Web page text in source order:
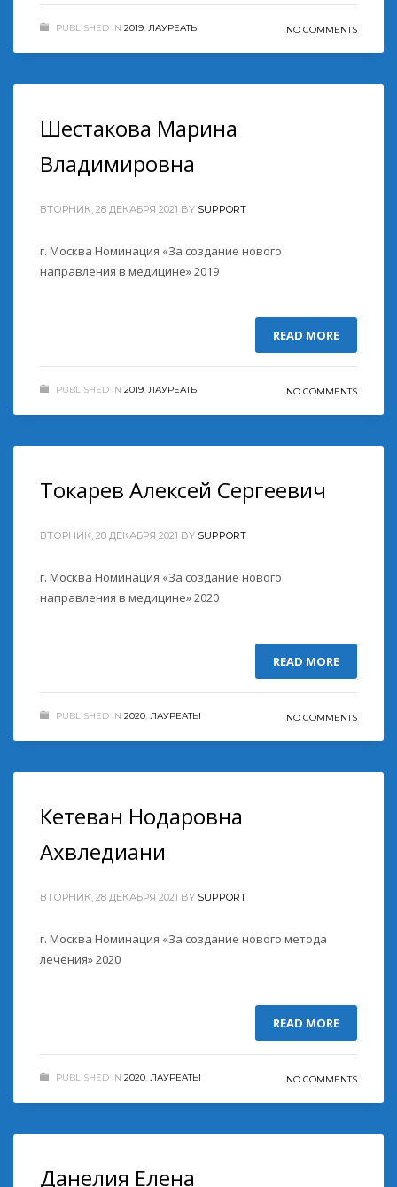
PUBLISHED IN 2019 ЛАУРЕАТЫ NO COMMENTS
Шестакова Марина
Владимировна
ВТОРНИК, 28 ДЕКАБРЯ 2021 BY SUPPORT
г. Москва Номинация «За создание нового
направления в медицине» 2019
READ MORE
PUBLISHED IN 2019 ЛАУРЕАТЫ NO COMMENTS
Токарев Алексей Сергеевич
ВТОРНИК, 28 ДЕКАБРЯ 2021 BY SUPPORT
г. Москва Номинация «За создание нового
направления в медицине» 2020
READ MORE
PUBLISHED IN 2020 ЛАУРЕАТЫ NO COMMENTS
Кетеван Нодаровна
Ахвледиани
ВТОРНИК, 28 ДЕКАБРЯ 2021 BY SUPPORT
г. Москва Номинация «За создание нового метода
лечения» 2020
READ MORE
PUBLISHED IN 2020 ЛАУРЕАТЫ NO COMMENTS
Данелия Елена